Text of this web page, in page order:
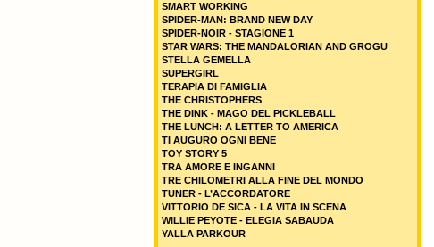
SMART WORKING
SPIDER-MAN: BRAND NEW DAY
SPIDER-NOIR - STAGIONE 1
STAR WARS: THE MANDALORIAN AND GROGU
STELLA GEMELLA
SUPERGIRL
TERAPIA DI FAMIGLIA
THE CHRISTOPHERS
THE DINK - MAGO DEL PICKLEBALL
THE LUNCH: A LETTER TO AMERICA
TI AUGURO OGNI BENE
TOY STORY 5
TRA AMORE E INGANNI
TRE CHILOMETRI ALLA FINE DEL MONDO
TUNER - L’ACCORDATORE
VITTORIO DE SICA - LA VITA IN SCENA
WILLIE PEYOTE - ELEGIA SABAUDA
YALLA PARKOUR